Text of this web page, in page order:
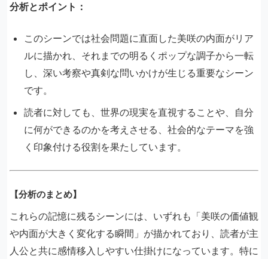
分析とポイント：
このシーンでは社会問題に直面した美咲の内面がリア
ルに描かれ、それまでの明るくポップな調子から一転
し、深い考察や真剣な問いかけが生じる重要なシーン
です。
読者に対しても、世界の現実を直視することや、自分
に何ができるのかを考えさせる、社会的なテーマを強
く印象付ける役割を果たしています。
【分析のまとめ】
これらの記憶に残るシーンには、いずれも「美咲の価値観
や内面が大きく変化する瞬間」が描かれており、読者が主
人公と共に感情移入しやすい仕掛けになっています。特に